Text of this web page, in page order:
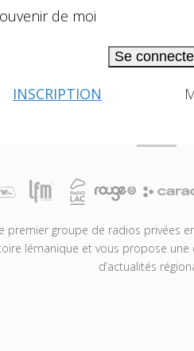
de moi
Se
INSCRIPTION
premier groupe de radios privées
lémanique et vous propose une
d’actualités